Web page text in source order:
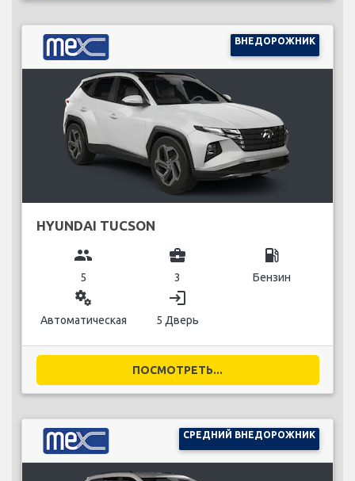
ВНЕДОРОЖНИК
HYUNDAI TUCSON
group
5
business_center
3
local_gas_station
Бензин
miscellaneous_services
Автоматическая
login
5 Дверь
ПОСМОТРЕТЬ...
СРЕДНИЙ ВНЕДОРОЖНИК